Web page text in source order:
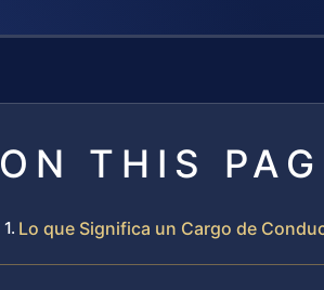
ON THIS
Lo que Significa un Cargo de